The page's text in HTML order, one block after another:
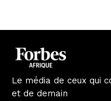
Le média de ceux qui
et de demain